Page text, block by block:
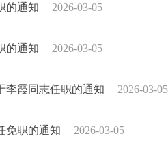
的通知 2026-03-05
的通知 2026-03-05
李霞同志任职的通知 2026-03-05
免职的通知 2026-03-05